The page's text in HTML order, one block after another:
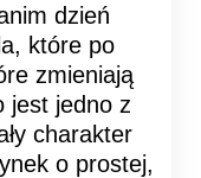
dzień
które po
zmieniają
jest jedno z
charakter
o prostej,